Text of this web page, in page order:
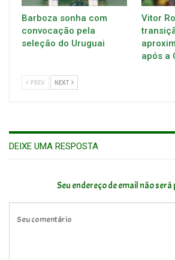
Barboza sonha com
convocação pela
seleção do Uruguai
Vitor
após a
PREV NEXT
DEIXE UMA RESPOSTA
Seu endereço de email não